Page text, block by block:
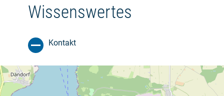
Wissenswertes
Kontakt